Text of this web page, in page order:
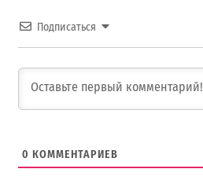
Подписаться
0 КОММЕНТАРИЕВ